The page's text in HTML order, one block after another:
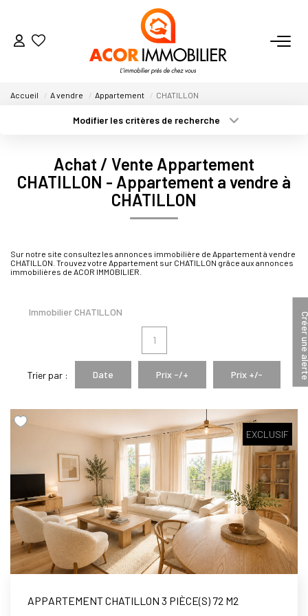
ACHETER
Nos Secteurs
VENDRE
ESTIMER
Notre Équipe
AVIS GOOGLE
Accueil A vendre Appartement CHATILLON
Modifier les critères de recherche
Sélectionnez...
Type de bien
Surface min
Achat / Vente Appartement
CHATILLON - Appartement a vendre à
CHATILLON
Sur notre site consultez les annonces immobilière de Appartement à vendre
CHATILLON. Trouvez votre Appartement sur CHATILLON grâce aux annonces
immobilières de ACOR IMMOBILIER.
Immobilier CHATILLON Créer
1
Trier par : Date Prix -/+ Prix +/-
EXCLUSIF
APPARTEMENT CHATILLON 3 PIÈCE(S) 72 M2